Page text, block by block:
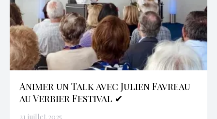
Animer un Talk avec Julien Favreau
au Verbier Festival ✔
21 juillet 2025